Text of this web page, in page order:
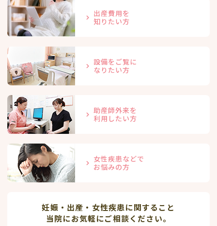
出産費用を
知りたい方
設備をご覧に
なりたい方
助産師外来を
利用したい方
女性疾患などで
お悩みの方
妊娠・出産・女性疾患に関すること
当院にお気軽にご相談ください。